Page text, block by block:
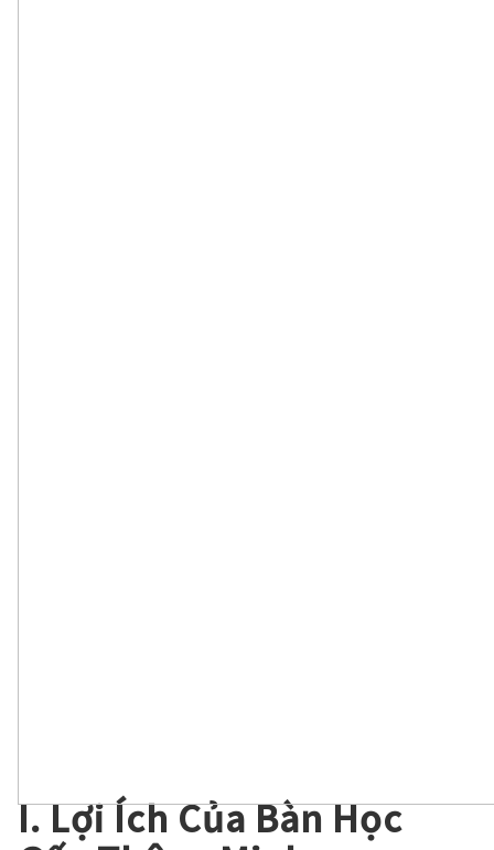
I. Lợi Ích Của Bàn Học